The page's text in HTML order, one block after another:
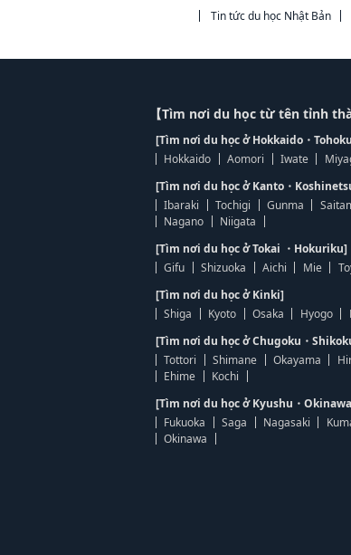
Tin tức du học Nhật Bản
【Tìm nơi du học từ tên tỉnh
[Tìm nơi du học ở Hokkaido・
Hokkaido
Aomori Iwate
[Tìm nơi du học ở Kanto・
Ibaraki
Tochigi Gunma
Nagano
Niigata
[Tìm nơi du học ở Tokai ・Hokuriku]
Gifu
Shizuoka Aichi Mie
[Tìm nơi du học ở Kinki]
Shiga
Kyoto Osaka Hyogo
[Tìm nơi du học ở Chugoku・
Tottori
Shimane Okayama
Ehime
Kochi
[Tìm nơi du học ở Kyushu・
Fukuoka
Saga Nagasaki
Okinawa